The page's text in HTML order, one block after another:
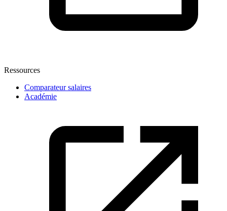
Ressources
Comparateur salaires
Académie